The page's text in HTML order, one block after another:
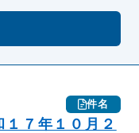
件名
７年１０月２